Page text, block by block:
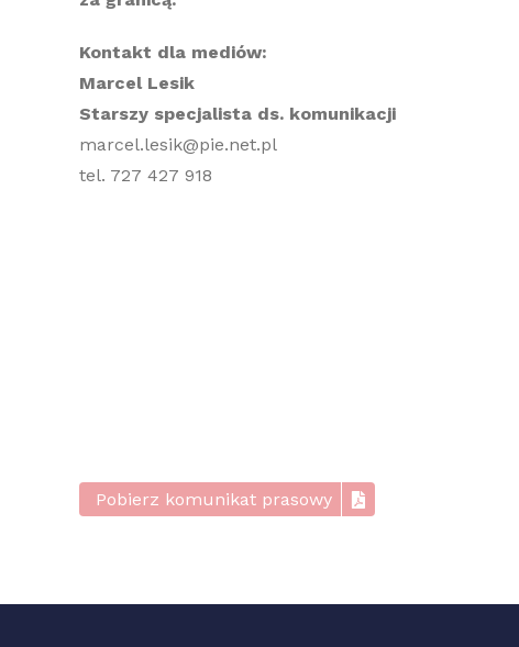
Kontakt dla mediów:
Marcel Lesik
Starszy specjalista ds. komunikacji
marcel.lesik@pie.net.pl
tel. 727 427 918
Pobierz komunikat prasowy